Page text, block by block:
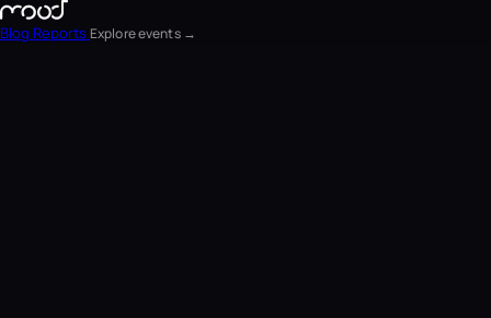
Blog Reports Explore events →